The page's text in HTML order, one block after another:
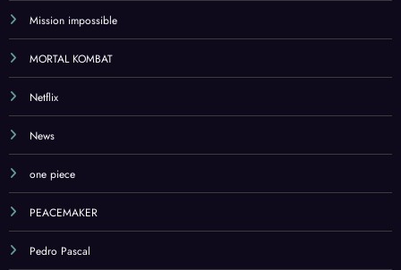
Mission impossible
MORTAL KOMBAT
Netflix
News
one piece
PEACEMAKER
Pedro Pascal